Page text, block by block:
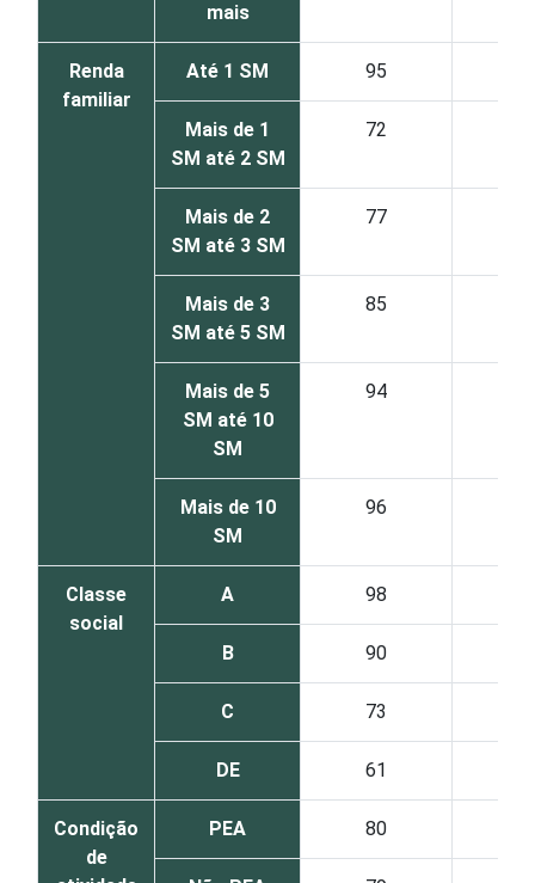
mais
Renda
familiar
Até 1 SM 95
Mais de 1
SM até 2 SM
72
Mais de 2
SM até 3 SM
77
Mais de 3
SM até 5 SM
85
Mais de 5
SM até 10
SM
94
Mais de 10
SM
96
Classe
social
A 98
B 90
C 73
DE 61
Condição
de
PEA 80